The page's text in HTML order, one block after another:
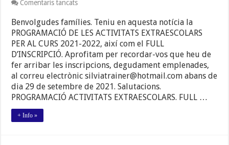
Comentaris tancatsa
EXTRAESCOLARS.
CURS
2021-
2022.
Benvolgudes famílies. Teniu en aquesta notícia la
PROGRAMACIÓ DE LES ACTIVITATS EXTRAESCOLARS
PER AL CURS 2021-2022, així com el FULL
D’INSCRIPCIÓ. Aprofitam per recordar-vos que heu de
fer arribar les inscripcions, degudament emplenades,
al correu electrònic silviatrainer@hotmail.com abans de
dia 29 de setembre de 2021. Salutacions.
PROGRAMACIÓ ACTIVITATS EXTRAESCOLARS. FULL …
+ Info »